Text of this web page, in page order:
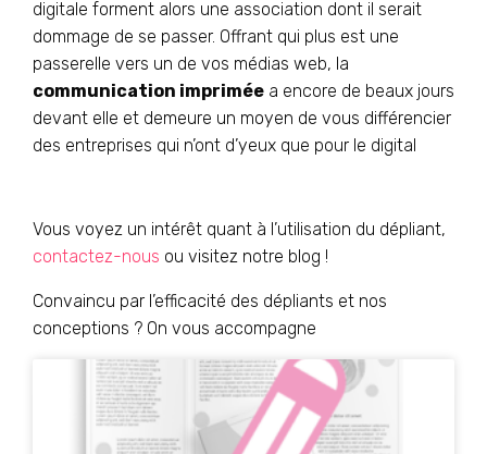
digitale forment alors une association dont il serait
dommage de se passer. Offrant qui plus est une
passerelle vers un de vos médias web, la
communication imprimée a encore de beaux jours
devant elle et demeure un moyen de vous différencier
des entreprises qui n’ont d’yeux que pour le digital
Vous voyez un intérêt quant à l’utilisation du dépliant,
contactez-nous ou visitez notre blog !
Convaincu par l’efficacité des dépliants et nos
conceptions ? On vous accompagne